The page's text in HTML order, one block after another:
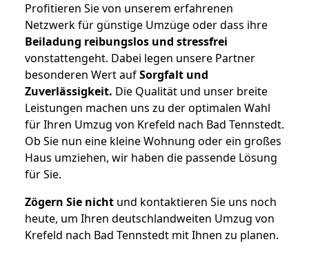
Profitieren Sie von unserem erfahrenen
Netzwerk für günstige Umzüge oder dass ihre
Beiladung reibungslos und stressfrei
vonstattengeht. Dabei legen unsere Partner
besonderen Wert aufSorgfalt und
Zuverlässigkeit. Die Qualität und unser breite
Leistungen machen uns zu der optimalen Wahl
für Ihren Umzug von Krefeld nach Bad Tennstedt.
Ob Sie nun eine kleine Wohnung oder ein großes
Haus umziehen, wir haben die passende Lösung
für Sie.
Zögern Sie nicht und kontaktieren Sie uns noch
heute, um Ihren deutschlandweiten Umzug von
Krefeld nach Bad Tennstedt mit Ihnen zu planen.